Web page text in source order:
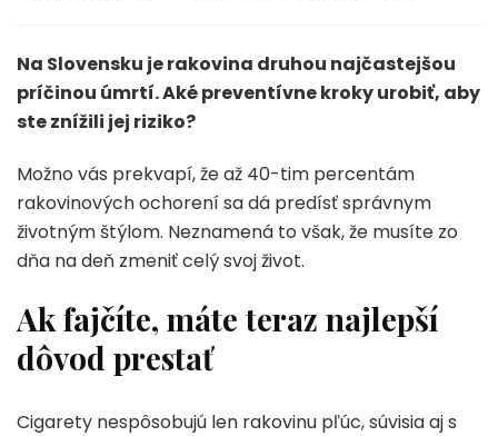
Na Slovensku je rakovina druhou najčastejšou
príčinou úmrtí. Aké preventívne kroky urobiť, aby
ste znížili jej riziko?
Možno vás prekvapí, že až 40-tim percentám
rakovinových ochorení sa dá predísť správnym
životným štýlom. Neznamená to však, že musíte zo
dňa na deň zmeniť celý svoj život.
Ak fajčíte, máte teraz najlepší
dôvod prestať
Cigarety nespôsobujú len rakovinu pľúc, súvisia aj s